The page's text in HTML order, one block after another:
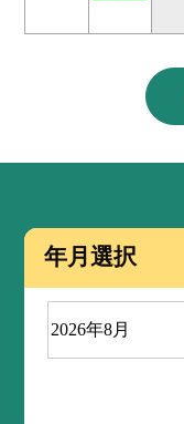
年月選択